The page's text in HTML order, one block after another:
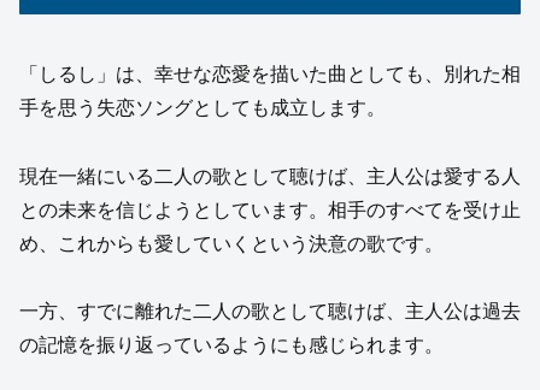
「しるし」は、幸せな恋愛を描いた曲としても、別れた相
手を思う失恋ソングとしても成立します。
現在一緒にいる二人の歌として聴けば、主人公は愛する人
との未来を信じようとしています。相手のすべてを受け止
め、これからも愛していくという決意の歌です。
一方、すでに離れた二人の歌として聴けば、主人公は過去
の記憶を振り返っているようにも感じられます。